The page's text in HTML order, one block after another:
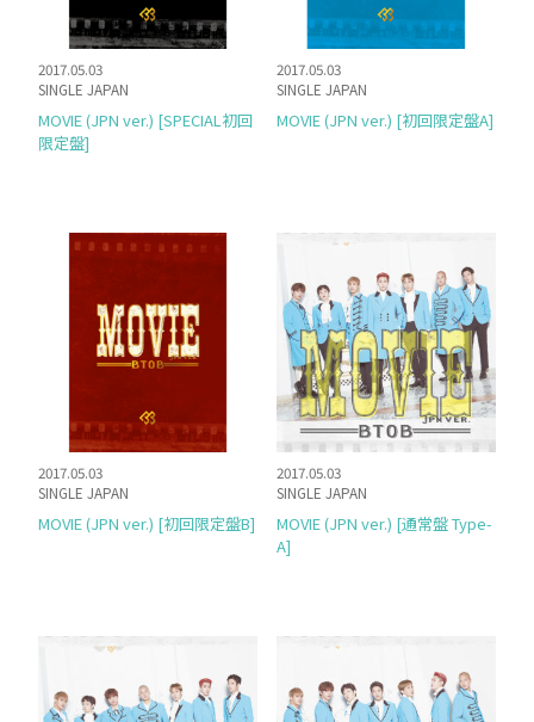
2017.05.03
SINGLE JAPAN
MOVIE (JPN ver.) [SPECIAL初回
限定盤]
2017.05.03
SINGLE JAPAN
MOVIE (JPN ver.) [初回限定盤A]
2017.05.03
SINGLE JAPAN
MOVIE (JPN ver.) [初回限定盤B]
2017.05.03
SINGLE JAPAN
MOVIE (JPN ver.) [通常盤 Type-
A]
DISCOGRAPHY
MELODY JAPAN